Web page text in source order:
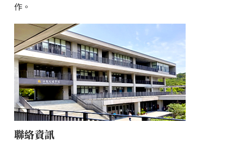
作。
聯絡資訊